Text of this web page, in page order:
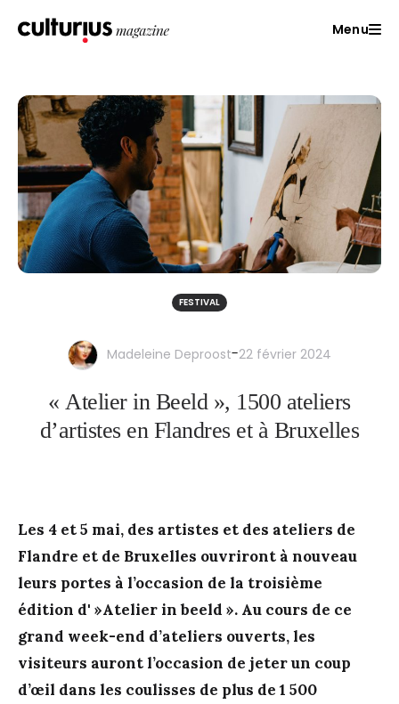
Menu
FESTIVAL
Madeleine Deproost-22 février 2024
« Atelier in Beeld », 1500 ateliers
d’artistes en Flandres et à Bruxelles
Les 4 et 5 mai, des artistes et des ateliers de
Flandre et de Bruxelles ouvriront à nouveau
leurs portes à l’occasion de la troisième
édition d' »Atelier in beeld ». Au cours de ce
grand week-end d’ateliers ouverts, les
visiteurs auront l’occasion de jeter un coup
d’œil dans les coulisses de plus de 1 500